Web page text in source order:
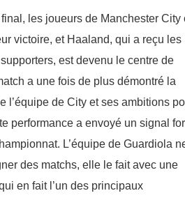
les joueurs de Manchester City
victoire, et Haaland, qui a reçu les
est devenu le centre de
a une fois de plus démontré la
l’équipe de City et ses ambitions
performance a envoyé un signal
L’équipe de Guardiola
des matchs, elle le fait avec une
en fait l’un des principaux